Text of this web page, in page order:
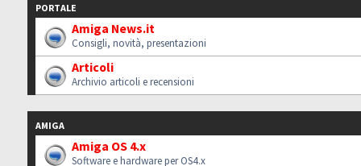
PORTALE
Amiga News.it
Consigli, novità, presentazioni
Articoli
Archivio articoli e recensioni
AMIGA
Amiga OS 4.x
Software e hardware per OS4.x